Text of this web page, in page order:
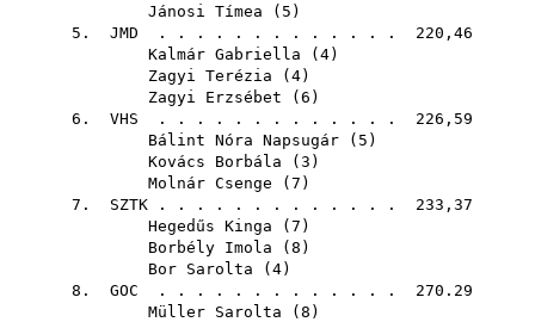
Jánosi Tímea ( 5 )
5. JMD . . . . . . . . . . . . . 220,46
Kalmár Gabriella ( 4)
Zagyi Terézia ( 4)
Zagyi Erzsébet ( 6 )
6. VHS . . . . . . . . . . . . . 226,59
Bálint Nóra Napsugár ( 5 )
Kovács Borbála ( 3 )
Molnár Csenge ( 7 )
7. SZTK . . . . . . . . . . . . . 233,37
Hegedűs Kinga ( 7 )
Borbély Imola ( 8 )
Bor Sarolta ( 4)
8. GOC . . . . . . . . . . . . . 270.29
Müller Sarolta ( 8 )